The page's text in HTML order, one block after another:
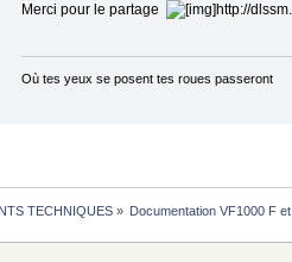
Merci pour le partage
Où tes yeux se posent tes roues passeront
TECHNIQUES» Documentation VF1000 F